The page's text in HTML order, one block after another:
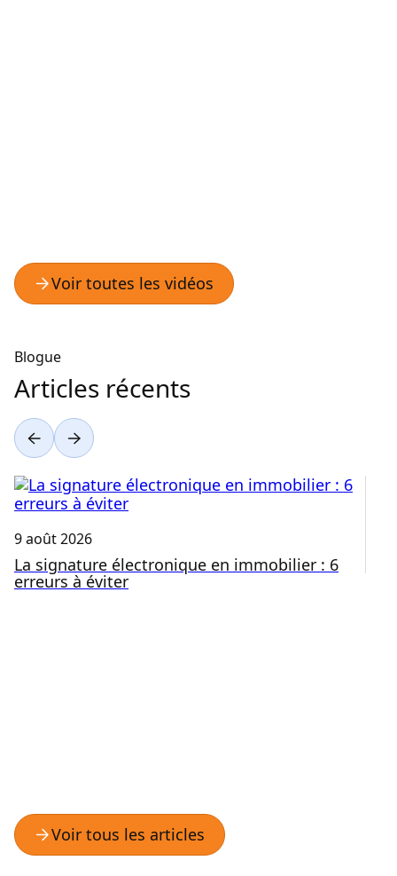
Blogue
Articles récents
9 août 2026
La signature électronique en immobilier : 6
erreurs à éviter